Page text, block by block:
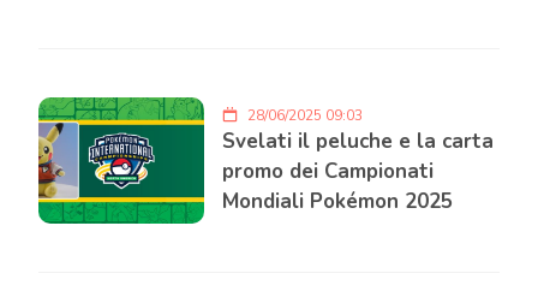
28/06/2025 09:03
Svelati il peluche e la carta
promo dei Campionati
Mondiali Pokémon 2025